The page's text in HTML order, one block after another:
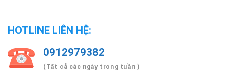
HOTLINE LIÊN HỆ:
0912979382
(Tất cả các ngày trong tuần )